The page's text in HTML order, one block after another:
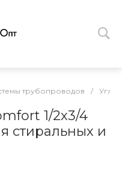
трубопроводов /
1/2х3/4
стиральных и